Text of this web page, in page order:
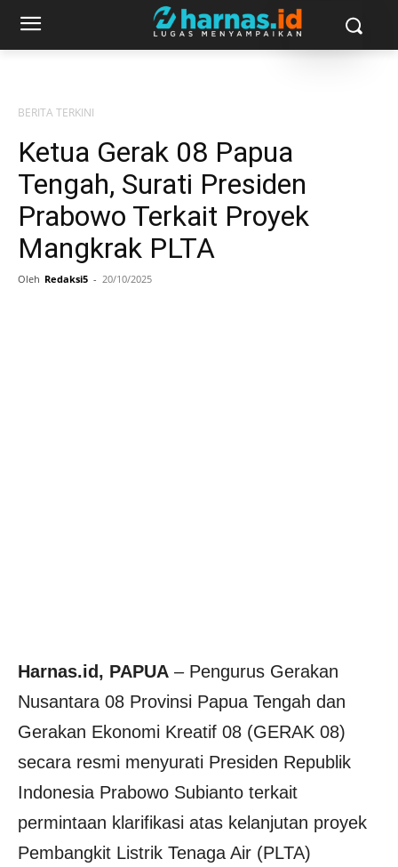
BERITA TERKINI
Ketua Gerak 08 Papua
Tengah, Surati Presiden
Prabowo Terkait Proyek
Mangkrak PLTA
Oleh Redaksi5 - 20/10/2025
Harnas.id, PAPUA – Pengurus Gerakan
Nusantara 08 Provinsi Papua Tengah dan
Gerakan Ekonomi Kreatif 08 (GERAK 08)
secara resmi menyurati Presiden Republik
Indonesia Prabowo Subianto terkait
permintaan klarifikasi atas kelanjutan proyek
Pembangkit Listrik Tenaga Air (PLTA)